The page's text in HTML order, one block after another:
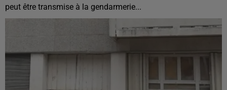
peut être transmise à la gendarmerie...